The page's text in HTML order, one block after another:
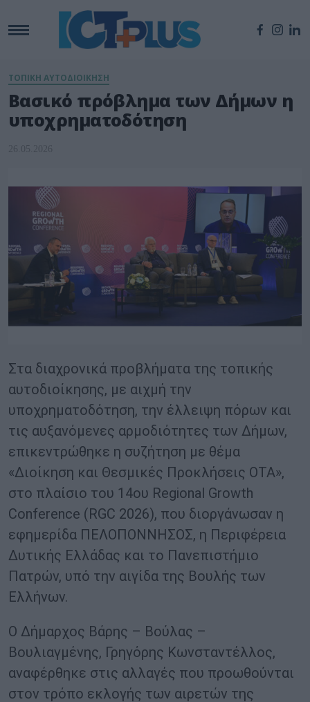
ΤΟΠΙΚΗ ΑΥΤΟΔΙΟΙΚΗΣΗ
Βασικό πρόβλημα των Δήμων η
υποχρηματοδότηση
26.05.2026
Στα διαχρονικά προβλήματα της τοπικής
αυτοδιοίκησης, με αιχμή την
υποχρηματοδότηση, την έλλειψη πόρων και
τις αυξανόμενες αρμοδιότητες των Δήμων,
επικεντρώθηκε η συζήτηση με θέμα
«Διοίκηση και Θεσμικές Προκλήσεις ΟΤΑ»,
στο πλαίσιο του 14ου Regional Growth
Conference (RGC 2026), που διοργάνωσαν η
εφημερίδα ΠΕΛΟΠΟΝΝΗΣΟΣ, η Περιφέρεια
Δυτικής Ελλάδας και το Πανεπιστήμιο
Πατρών, υπό την αιγίδα της Βουλής των
Ελλήνων.
Ο Δήμαρχος Βάρης – Βούλας –
Βουλιαγμένης, Γρηγόρης Κωνσταντέλλος,
αναφέρθηκε στις αλλαγές που προωθούνται
στον τρόπο εκλογής των αιρετών της